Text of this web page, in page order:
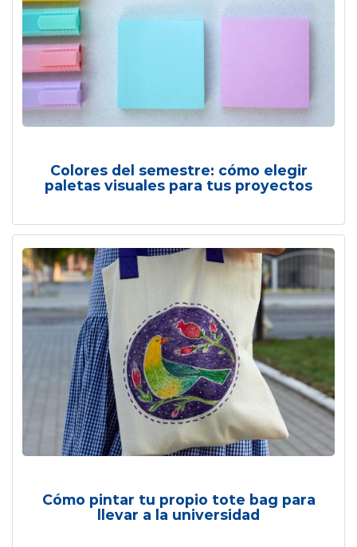
Colores del semestre: cómo elegir
paletas visuales para tus proyectos
Cómo pintar tu propio tote bag para
llevar a la universidad